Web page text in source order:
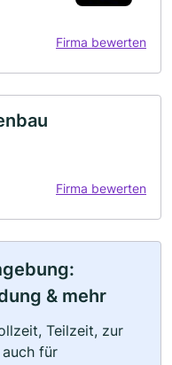
Firma bewerten
Firma bewerten
& mehr
Teilzeit, zur
für